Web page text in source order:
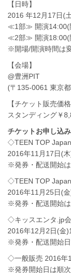
【⽇時】
2016 年12⽉17⽇(
≪1部≫ 開演14:00(
≪2部≫ 開演18:00(
※開場/開演時間は
【会場】
@豊洲PIT
(〒135-0061 東京
【チケット販売価格
スタンディング￥
チケットお申し込
◇TEEN TOP
2016年11⽉17⽇(
※発券・配送開始
◇TEEN TOP
2016年11⽉25⽇(
※発券・配送開始
◇キッスエンタ.jp
2016年12⽉2⽇(⾦
※発券・配送開始
◇⼀般販売 2016年
※発券開始⽇は順